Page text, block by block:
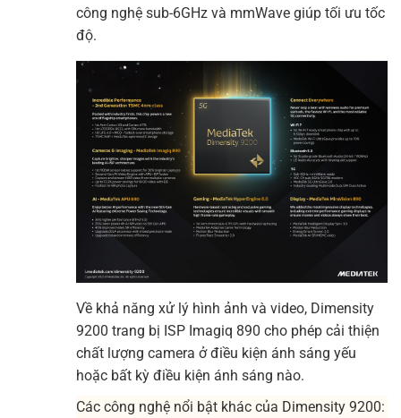
công nghệ sub-6GHz và mmWave giúp tối ưu tốc
độ.
Về khả năng xử lý hình ảnh và video, Dimensity
9200 trang bị ISP Imagiq 890 cho phép cải thiện
chất lượng camera ở điều kiện ánh sáng yếu
hoặc bất kỳ điều kiện ánh sáng nào.
Các công nghệ nổi bật khác của Dimensity 9200: